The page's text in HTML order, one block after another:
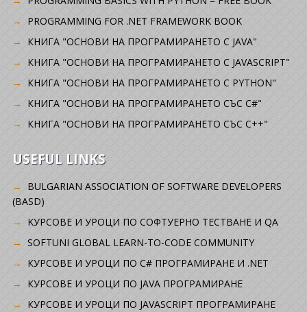
PROGRAMMING FOR .NET FRAMEWORK BOOK
КНИГА "ОСНОВИ НА ПРОГРАМИРАНЕТО С JAVA"
КНИГА "ОСНОВИ НА ПРОГРАМИРАНЕТО С JAVASCRIPT"
КНИГА "ОСНОВИ НА ПРОГРАМИРАНЕТО С PYTHON"
КНИГА "ОСНОВИ НА ПРОГРАМИРАНЕТО СЪС C#"
КНИГА "ОСНОВИ НА ПРОГРАМИРАНЕТО СЪС C++"
USEFUL LINKS
BULGARIAN ASSOCIATION OF SOFTWARE DEVELOPERS
(BASD)
KУРСОВЕ И УРОЦИ ПО СОФТУЕРНО ТЕСТВАНЕ И QA
SOFTUNI GLOBAL LEARN-TO-CODE COMMUNITY
КУРСОВЕ И УРОЦИ ПО C# ПРОГРАМИРАНЕ И .NET
КУРСОВЕ И УРОЦИ ПО JAVA ПРОГРАМИРАНЕ
КУРСОВЕ И УРОЦИ ПО JAVASCRIPT ПРОГРАМИРАНЕ